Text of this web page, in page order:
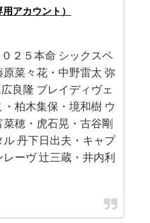
アカウント）
２５本命 シックスペ
原菜々花・中野雷太 弥
良隆 ブレイディヴェ
柏木集保・境和樹 ウ
穂・虎石晃・古谷剛
ル 丹下日出夫・キャプ
ーヴ 辻三蔵・井内利